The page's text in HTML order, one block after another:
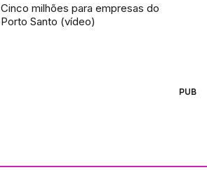
Cinco milhões para empresas do
Porto Santo (vídeo)
PUB